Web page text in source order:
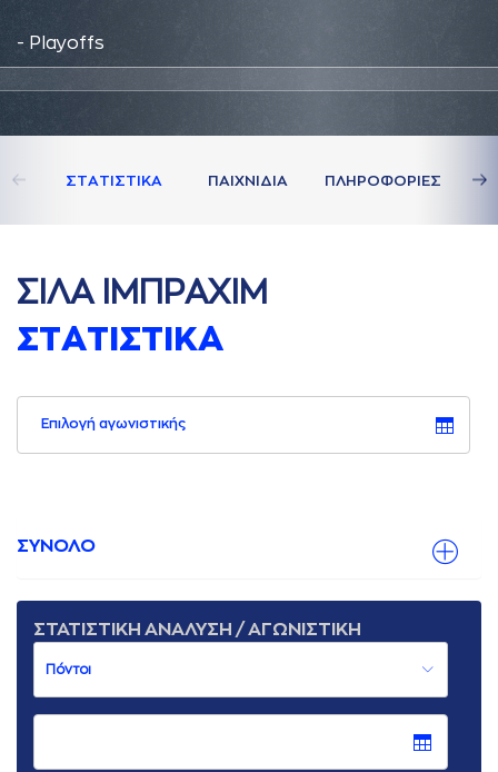
- Playoffs
ΣΤAΤΙΣΤΙΚA ΠAΙΧΝΙΔΙA ΠΛΗΡΟΦΟΡΙΕΣ
ΣΙΛA ΙΜΠΡAΧΙΜ
ΣΤAΤΙΣΤΙΚA
Επιλογή αγωνιστικής
ΣΥΝΟΛΟ
ΣΤΑΤΙΣΤΙΚΗ ΑΝΑΛΥΣΗ / ΑΓΩΝΙΣΤΙΚΗ